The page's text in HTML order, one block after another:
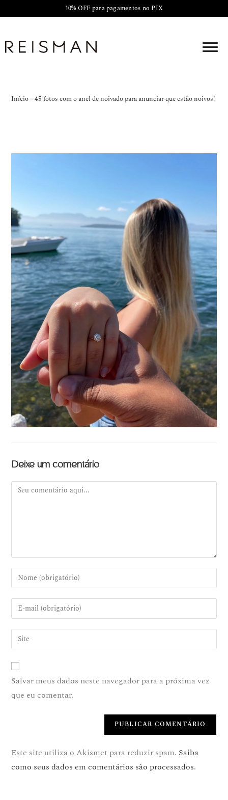
10% OFF para pagamentos no PIX
Início »45 fotos com o anel de noivado para anunciar que estão noivos!
Deixe um comentário
Salvar meus dados neste navegador para a próxima vez
que eu comentar.
Este site utiliza o Akismet para reduzir spam. Saiba
como seus dados em comentários são processados.